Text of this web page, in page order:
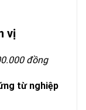
vị
đồng
từ nghiệp